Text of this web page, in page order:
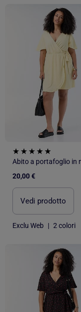
20,00 €
Vedi prodotto
Exclu Web | 2 colori